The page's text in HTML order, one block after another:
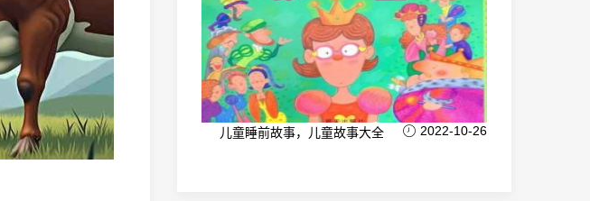
儿童睡前故事，儿童故事大全 2022-10-26